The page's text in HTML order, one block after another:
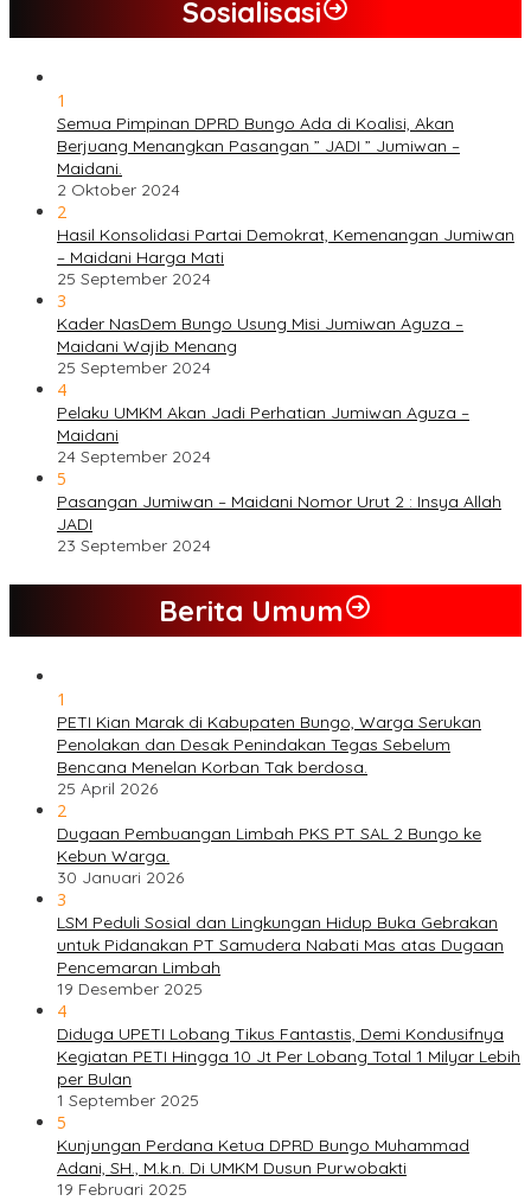
Sosialisasi
1
Semua Pimpinan DPRD Bungo Ada di Koalisi, Akan
Berjuang Menangkan Pasangan ” JADI ” Jumiwan –
Maidani.
2 Oktober 2024
2
Hasil Konsolidasi Partai Demokrat, Kemenangan Jumiwan
– Maidani Harga Mati
25 September 2024
3
Kader NasDem Bungo Usung Misi Jumiwan Aguza –
Maidani Wajib Menang
25 September 2024
4
Pelaku UMKM Akan Jadi Perhatian Jumiwan Aguza –
Maidani
24 September 2024
5
Pasangan Jumiwan – Maidani Nomor Urut 2 : Insya Allah
JADI
23 September 2024
Berita Umum
1
PETI Kian Marak di Kabupaten Bungo, Warga Serukan
Penolakan dan Desak Penindakan Tegas Sebelum
Bencana Menelan Korban Tak berdosa.
25 April 2026
2
Dugaan Pembuangan Limbah PKS PT SAL 2 Bungo ke
Kebun Warga.
30 Januari 2026
3
LSM Peduli Sosial dan Lingkungan Hidup Buka Gebrakan
untuk Pidanakan PT Samudera Nabati Mas atas Dugaan
Pencemaran Limbah
19 Desember 2025
4
Diduga UPETI Lobang Tikus Fantastis, Demi Kondusifnya
Kegiatan PETI Hingga 10 Jt Per Lobang Total 1 Milyar Lebih
per Bulan
1 September 2025
5
Kunjungan Perdana Ketua DPRD Bungo Muhammad
Adani, SH., M.k.n. Di UMKM Dusun Purwobakti
19 Februari 2025